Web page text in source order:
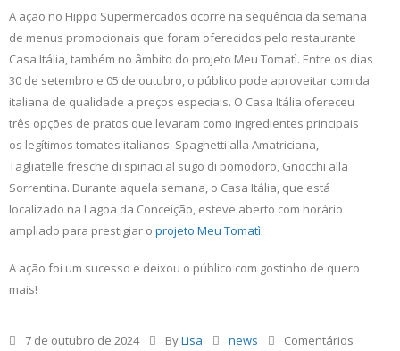
A ação no Hippo Supermercados ocorre na sequência da semana
de menus promocionais que foram oferecidos pelo restaurante
Casa Itália, também no âmbito do projeto Meu Tomatì. Entre os dias
30 de setembro e 05 de outubro, o público pode aproveitar comida
italiana de qualidade a preços especiais. O Casa Itália ofereceu
três opções de pratos que levaram como ingredientes principais
os legítimos tomates italianos: Spaghetti alla Amatriciana,
Tagliatelle fresche di spinaci al sugo di pomodoro, Gnocchi alla
Sorrentina. Durante aquela semana, o Casa Itália, que está
localizado na Lagoa da Conceição, esteve aberto com horário
ampliado para prestigiar o projeto Meu Tomatì.
A ação foi um sucesso e deixou o público com gostinho de quero
mais!
7 de outubro de 2024 ByLisa news
Comentários